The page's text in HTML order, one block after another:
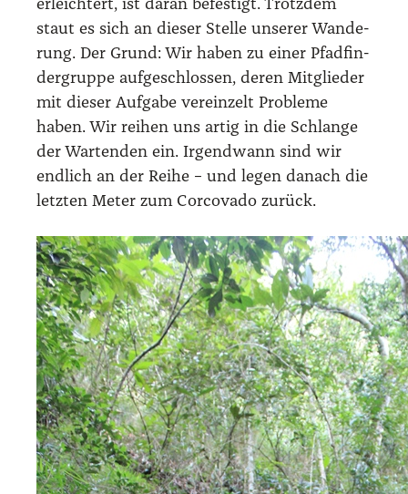
erleich­tert, ist dar­an befes­tigt. Trotz­dem
staut es sich an die­ser Stel­le unse­rer Wan­de­
rung. Der Grund: Wir haben zu einer Pfad­fin­
der­grup­pe auf­ge­schlos­sen, deren Mit­glie­der
mit die­ser Auf­ga­be ver­ein­zelt Pro­ble­me
haben. Wir rei­hen uns artig in die Schlan­ge
der War­ten­den ein. Irgend­wann sind wir
end­lich an der Rei­he – und legen danach die
letz­ten Meter zum Cor­co­va­do zurück.